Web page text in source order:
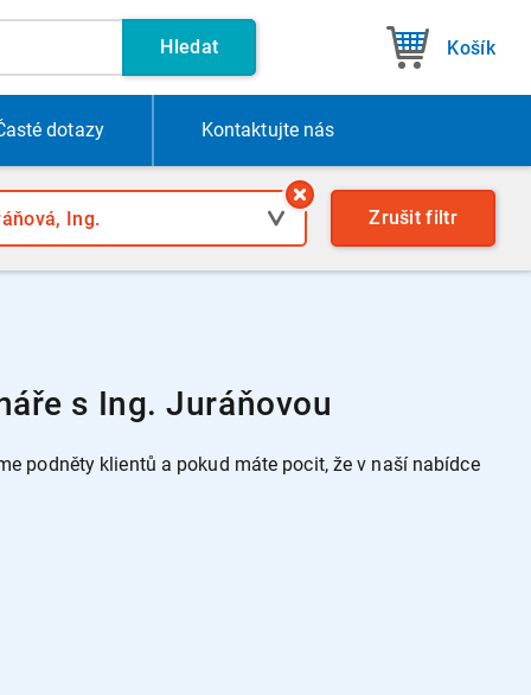
Hledat Košík
dotazy Kontaktujte nás
Zrušit filtr
s Ing. Juráňovou
podněty klientů a pokud máte pocit, že v naší nabídce